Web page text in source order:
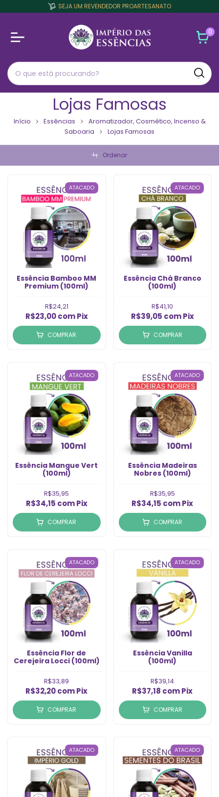
SEJA UM REVENDEDOR PROARTESANATO
0
Lojas Famosas
Início Essências
Aromatizador, Cosmético, Incenso &
Saboaria
Lojas Famosas
Ordenar
ATACADO
Essência Bamboo MM
Premium (100ml)
R$24,21
R$23,00com Pix
COMPRAR
ATACADO
Essência Chá Branco
(100ml)
R$41,10
R$39,05 com Pix
COMPRAR
ATACADO
Essência Mangue Vert
(100ml)
R$35,95
R$34,15 com Pix
COMPRAR
ATACADO
Essência Madeiras
Nobres (100ml)
R$35,95
R$34,15 comPix
COMPRAR
ATACADO
Essência Flor de
Cerejeira Locci (100ml)
R$33,89
R$32,20comPix
COMPRAR
ATACADO
Essência Vanilla
(100ml)
R$39,14
R$37,18 comPix
COMPRAR
ATACADO ATACADO